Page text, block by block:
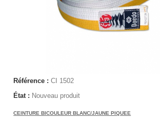
Référence : CI 1502
État : Nouveau produit
CEINTURE BICOULEUR BLANC/JAUNE PIQUEE